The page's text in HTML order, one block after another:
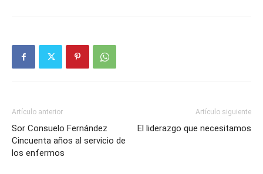
Artículo anterior
Sor Consuelo Fernández
Cincuenta años al servicio de
los enfermos
Artículo siguiente
El liderazgo que necesitamos